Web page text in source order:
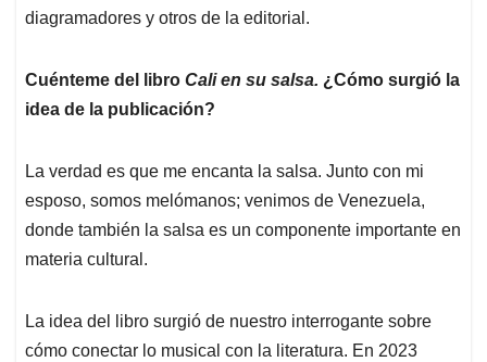
diagramadores y otros de la editorial.
Cuénteme del libro Cali en su salsa. ¿Cómo surgió la
idea de la publicación?
La verdad es que me encanta la salsa. Junto con mi
esposo, somos melómanos; venimos de Venezuela,
donde también la salsa es un componente importante en
materia cultural.
La idea del libro surgió de nuestro interrogante sobre
cómo conectar lo musical con la literatura. En 2023